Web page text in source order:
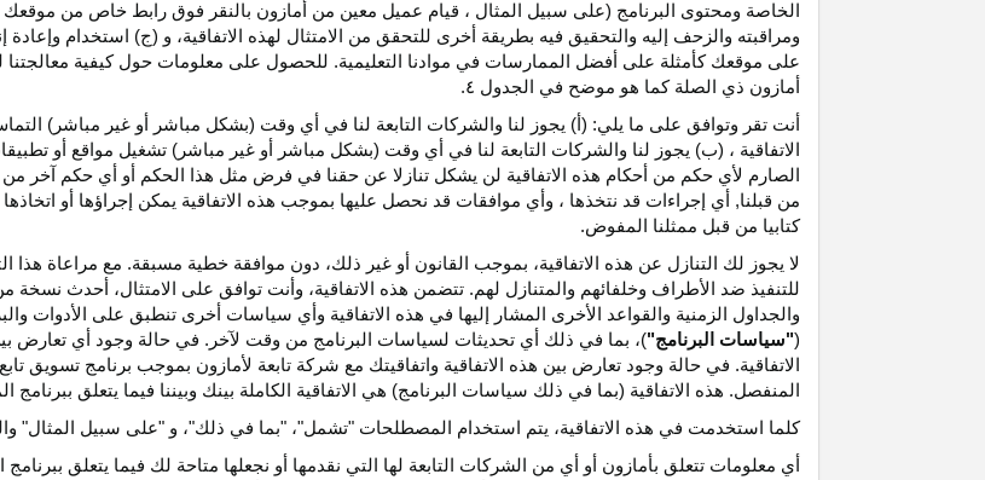
الخاصة ومحتوى البرنامج (على سبيل المثال ، قيام عميل معين من أمازون بالنقر فوق رابط خاص من
ومراقبته والزحف إليه والتحقيق فيه بطريقة أخرى للتحقق من الامتثال لهذه الاتفاقية، و (ج) استخدام
على موقعك كأمثلة على أفضل الممارسات في موادنا التعليمية. للحصول على معلومات حول كيفية
أمازون ذي الصلة كما هو موضح في الجدول ٤.
أنت تقر وتوافق على ما يلي: (أ) يجوز لنا والشركات التابعة لنا في أي وقت (بشكل مباشر أو غير مباشر)
الاتفاقية ، (ب) يجوز لنا والشركات التابعة لنا في أي وقت (بشكل مباشر أو غير مباشر) تشغيل مواقع أو
الصارم لأي حكم من أحكام هذه الاتفاقية لن يشكل تنازلا عن حقنا في فرض مثل هذا الحكم أو أي حكم آخر من
من قبلنا, أي إجراءات قد نتخذها ، وأي موافقات قد نحصل عليها بموجب هذه الاتفاقية يمكن إجراؤها أو
كتابيا من قبل ممثلنا المفوض.
لا يجوز لك التنازل عن هذه الاتفاقية، بموجب القانون أو غير ذلك، دون موافقة خطية مسبقة. مع مراعاة هذا
للتنفيذ ضد الأطراف وخلفائهم والمتنازل لهم. تتضمن هذه الاتفاقية، وأنت توافق على الامتثال، أحدث
والجداول الزمنية والقواعد الأخرى المشار إليها في هذه الاتفاقية وأي سياسات أخرى تنطبق على الأدوات
("سياسات البرنامج")، بما في ذلك أي تحديثات لسياسات البرنامج من وقت لآخر. في حالة وجود أي تعارض
الاتفاقية. في حالة وجود تعارض بين هذه الاتفاقية واتفاقيتك مع شركة تابعة لأمازون بموجب برنامج تسويق
المنفصل. هذه الاتفاقية (بما في ذلك سياسات البرنامج) هي الاتفاقية الكاملة بينك وبيننا فيما يتعلق
كلما استخدمت في هذه الاتفاقية، يتم استخدام المصطلحات "تشمل"، "بما في ذلك"، و "على سبيل المثال"
أي معلومات تتعلق بأمازون أو أي من الشركات التابعة لها التي نقدمها أو نجعلها متاحة لك فيما يتعلق